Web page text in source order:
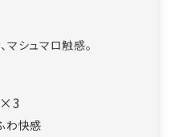
マシュマロ触感。
わ快感